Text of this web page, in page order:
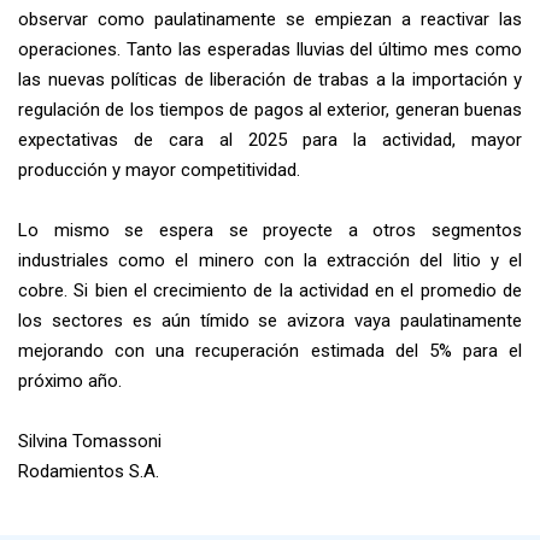
observar como paulatinamente se empiezan a reactivar las
operaciones. Tanto las esperadas lluvias del último mes como
las nuevas políticas de liberación de trabas a la importación y
regulación de los tiempos de pagos al exterior, generan buenas
expectativas de cara al 2025 para la actividad, mayor
producción y mayor competitividad.
Lo mismo se espera se proyecte a otros segmentos
industriales como el minero con la extracción del litio y el
cobre. Si bien el crecimiento de la actividad en el promedio de
los sectores es aún tímido se avizora vaya paulatinamente
mejorando con una recuperación estimada del 5% para el
próximo año.
Silvina Tomassoni
Rodamientos S.A.